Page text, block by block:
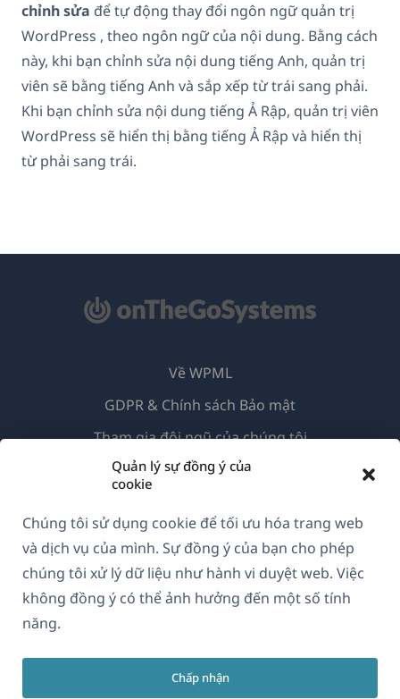
Quản lý sự đồng ý của
cookie
Chúng tôi sử dụng cookie để tối ưu hóa trang web
và dịch vụ của mình. Sự đồng ý của bạn cho phép
chúng tôi xử lý dữ liệu như hành vi duyệt web. Việc
không đồng ý có thể ảnh hưởng đến một số tính
năng.
Chấp nhận
chỉnh sửa để tự động thay đổi ngôn ngữ quản trị
WordPress , theo ngôn ngữ của nội dung. Bằng cách
này, khi bạn chỉnh sửa nội dung tiếng Anh, quản trị
viên sẽ bằng tiếng Anh và sắp xếp từ trái sang phải.
Khi bạn chỉnh sửa nội dung tiếng Ả Rập, quản trị viên
WordPress sẽ hiển thị bằng tiếng Ả Rập và hiển thị
từ phải sang trái.
© 2026OnTheGoSystems Limited(mở
trong
sổ
Vietnamese
Về WPML
GDPR & Chính sách Bảo mật
Tham gia đội ngũ của chúng tôi(mở
mới)
(mở
cửa
sổ
mới)
(mở
cửa
sổ
mới)
(mở
cửa
sổ
mới)